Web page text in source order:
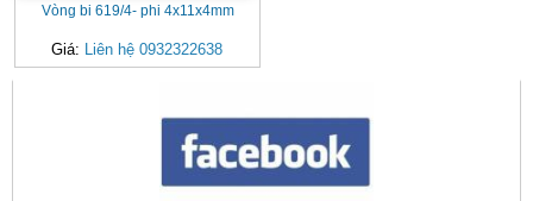
Vòng bi 619/4- phi 4x11x4mm
Giá: Liên hệ 0932322638